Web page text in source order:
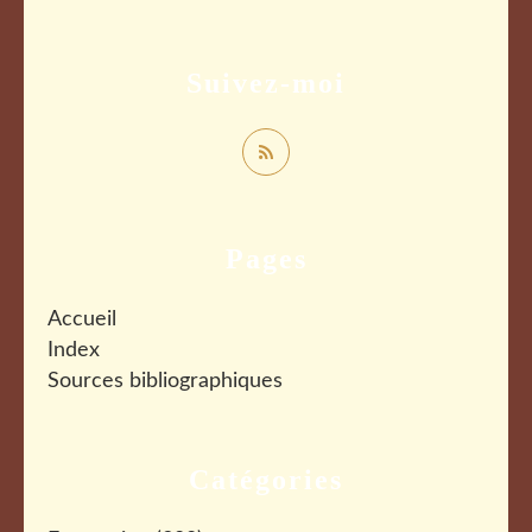
Catégories
Pages
Accueil
Index
Sources bibliographiques
Suivez-moi